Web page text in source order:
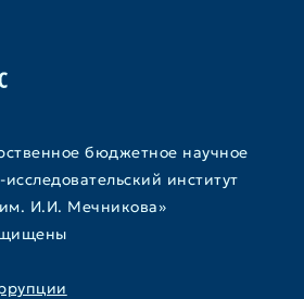
бюджетное научное
институт
И.И. Мечникова»